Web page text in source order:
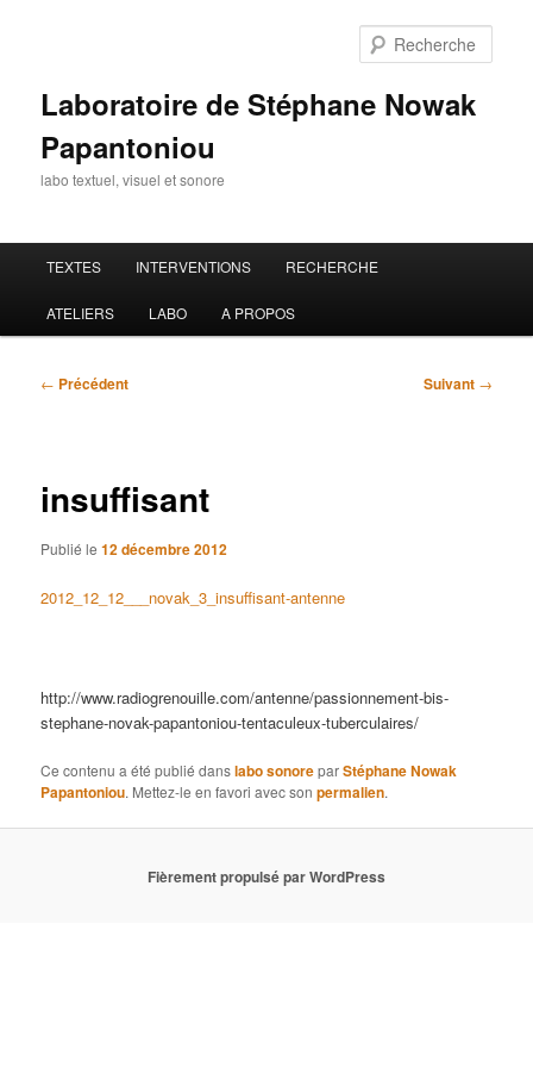
Laboratoire de Stéphane Nowak
Papantoniou
labo textuel, visuel et sonore
principal
TEXTES INTERVENTIONS RECHERCHE
ATELIERS LABO A PROPOS
Navigation
← Précédent Suivant →
insuffisant
Publié le12 décembre 2012
2012_12_12___novak_3_insuffisant-antenne
http://www.radiogrenouille.com/antenne/passionnement-bis-
stephane-novak-papantoniou-tentaculeux-tuberculaires/
Ce contenu a été publié danslabo sonoreparStéphane Nowak
Papantoniou. Mettez-le en favori avec sonpermalien.
Fièrement propulsé par WordPress